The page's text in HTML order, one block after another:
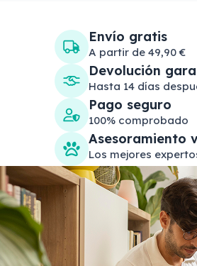
Envío gratis
A partir de 49,90 €
Devolución
Hasta 14 días
Pago seguro
100% comprobado
Asesoramiento
Los mejores